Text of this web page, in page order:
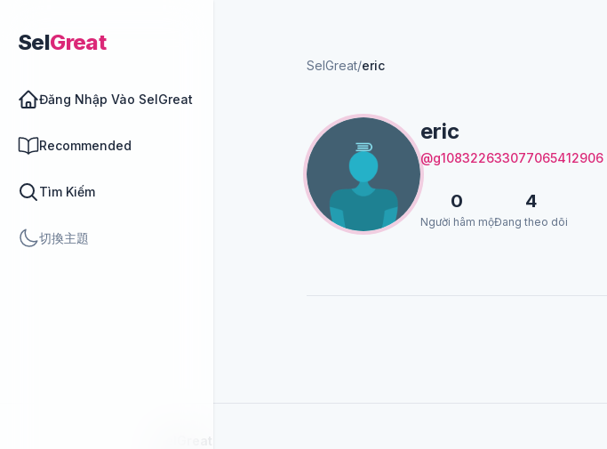
SelGreat
Đăng Nhập Vào SelGreat
Recommended
Tìm Kiếm
切換主題
SelGreat/eric
eric
@g108322633077065412906
0
Người hâm mộ
4
Đang theo dõi